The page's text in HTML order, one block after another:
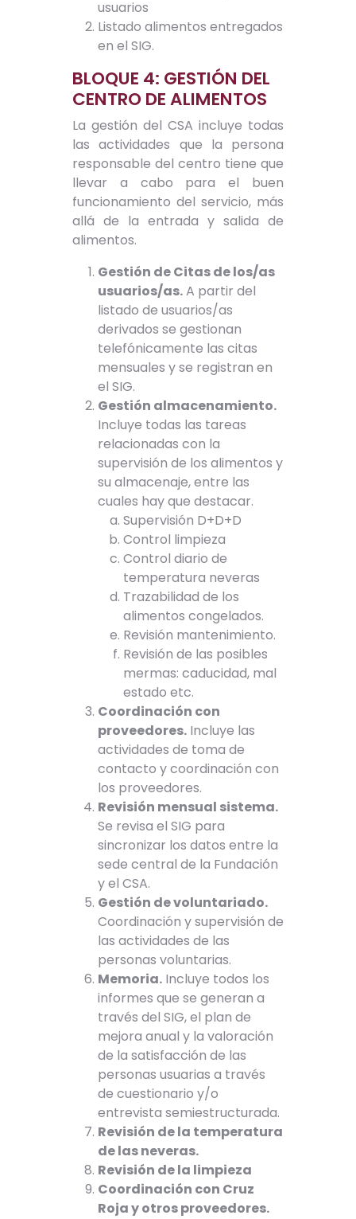
usuarios
Listado alimentos entregados
en el SIG.
BLOQUE 4: GESTIÓN DEL
CENTRO DE ALIMENTOS
La gestión del CSA incluye todas
las actividades que la persona
responsable del centro tiene que
llevar a cabo para el buen
funcionamiento del servicio, más
allá de la entrada y salida de
alimentos.
Gestión de Citas de los/as
usuarios/as.A partir del
listado de usuarios/as
derivados se gestionan
telefónicamente las citas
mensuales y se registran en
el SIG.
Gestión almacenamiento.
Incluye todas las tareas
relacionadas con la
supervisión de los alimentos y
su almacenaje, entre las
cuales hay que destacar.
Supervisión D+D+D
Control limpieza
Control diario de
temperatura neveras
Trazabilidad de los
alimentos congelados.
Revisión mantenimiento.
Revisión de las posibles
mermas: caducidad, mal
estado etc.
Coordinación con
proveedores. Incluye las
actividades de toma de
contacto y coordinación con
los proveedores.
Revisión mensual sistema.
Se revisa el SIG para
sincronizar los datos entre la
sede central de la Fundación
y el CSA.
Gestión de voluntariado.
Coordinación y supervisión de
las actividades de las
personas voluntarias.
Memoria. Incluye todos los
informes que se generan a
través del SIG, el plan de
mejora anual y la valoración
de la satisfacción de las
personas usuarias a través
de cuestionario y/o
entrevista semiestructurada.
Revisión de la temperatura
de las neveras.
Revisión de la limpieza
Coordinación con Cruz
Roja y otros proveedores.